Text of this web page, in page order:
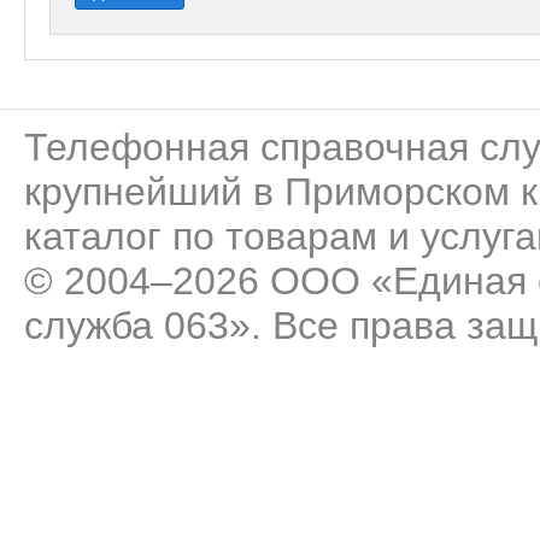
Телефонная справочная
крупнейший в Приморском
каталог по товарам и
© 2004–2026 ООО «Единая
служба 063». Все права